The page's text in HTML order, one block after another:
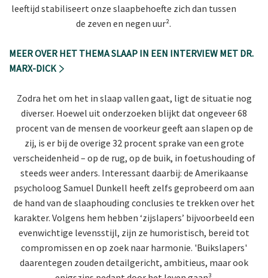
leeftijd stabiliseert onze slaapbehoefte zich dan tussen
de zeven en negen uur².
MEER OVER HET THEMA SLAAP IN EEN INTERVIEW MET DR.
MARX-DICK
Zodra het om het in slaap vallen gaat, ligt de situatie nog
diverser. Hoewel uit onderzoeken blijkt dat ongeveer 68
procent van de mensen de voorkeur geeft aan slapen op de
zij, is er bij de overige 32 procent sprake van een grote
verscheidenheid – op de rug, op de buik, in foetushouding of
steeds weer anders. Interessant daarbij: de Amerikaanse
psycholoog Samuel Dunkell heeft zelfs geprobeerd om aan
de hand van de slaaphouding conclusies te trekken over het
karakter. Volgens hem hebben ‘zijslapers’ bijvoorbeeld een
evenwichtige levensstijl, zijn ze humoristisch, bereid tot
compromissen en op zoek naar harmonie. 'Buikslapers'
daarentegen zouden detailgericht, ambitieus, maar ook